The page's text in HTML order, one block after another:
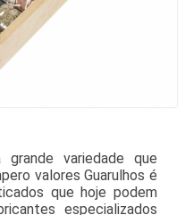
variedade que
valores Guarulhos é
que hoje podem
especializados